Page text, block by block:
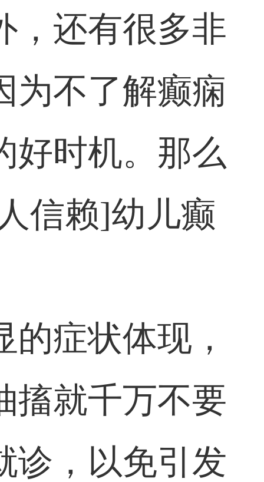
，还有很多非
为不了解癫痫
好时机。那么
信赖]幼儿癫
症状体现，
搐就千万不要
诊，以免引发